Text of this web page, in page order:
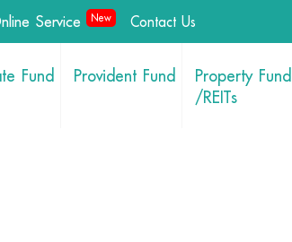
Service New Contact Us
Fund Provident Fund Property Fund
/REITs